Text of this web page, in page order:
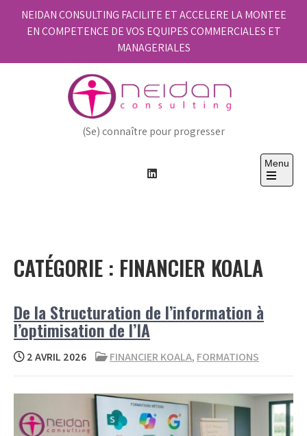
NEIDAN CONSULTING FACILITE ET ACCELERE LA MONTEE
EN COMPETENCE DE VOS EQUIPES COMMERCIALES ET
MANAGERIALES
(Se) connaître pour progresser
Menu
Open
CATÉGORIE : FINANCIER KOALA
De la Structuration de l’information à
l’optimisation de l’IA
2 AVRIL 2026 FINANCIER KOALA, FORMATIONS